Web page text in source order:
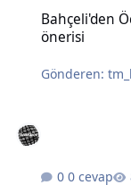
Bahçeli'den
önerisi
Gönderen:
0 cevap